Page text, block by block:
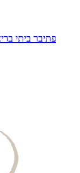
פתיבר ביתי